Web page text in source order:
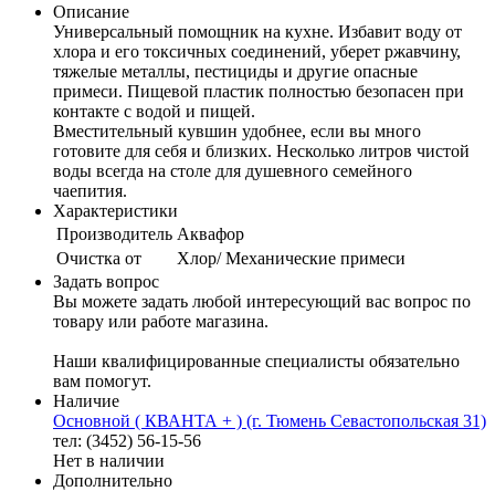
Описание
Универсальный помощник на кухне. Избавит воду от
хлора и его токсичных соединений, уберет ржавчину,
тяжелые металлы, пестициды и другие опасные
примеси. Пищевой пластик полностью безопасен при
контакте с водой и пищей.
Вместительный кувшин удобнее, если вы много
готовите для себя и близких. Несколько литров чистой
воды всегда на столе для душевного семейного
чаепития.
Характеристики
Производитель Аквафор
Очистка от
Хлор/ Механические примеси
Задать вопрос
Вы можете задать любой интересующий вас вопрос по
товару или работе магазина.
Наши квалифицированные специалисты обязательно
вам помогут.
Наличие
Основной ( КВАНТА + ) (г. Тюмень Севастопольская 31)
тел: (3452) 56-15-56
Нет в наличии
Дополнительно